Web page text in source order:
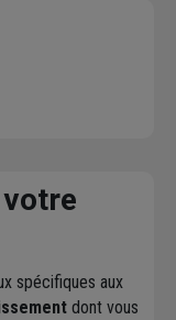
spécifiques aux
dont vous